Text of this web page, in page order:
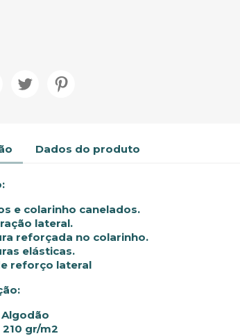
Dados do produto
e colarinho canelados.
lateral.
reforçada no colarinho.
elásticas.
reforço lateral
Algodão
210 gr/m2